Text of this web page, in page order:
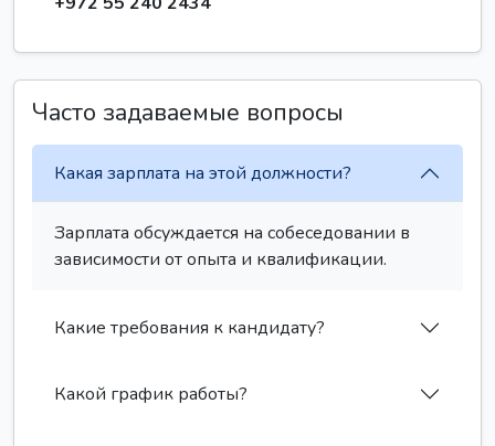
Часто задаваемые вопросы
Какая зарплата на этой должности?
Зарплата обсуждается на собеседовании в
зависимости от опыта и квалификации.
Какие требования к кандидату?
Какой график работы?